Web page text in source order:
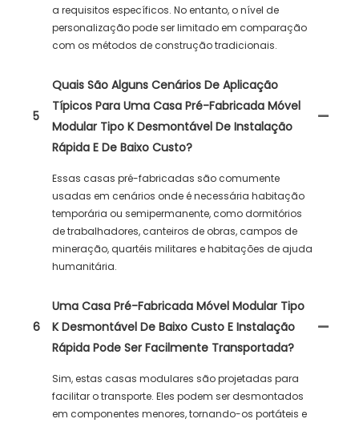
a requisitos específicos. No entanto, o nível de
personalização pode ser limitado em comparação
com os métodos de construção tradicionais.
5
Quais São Alguns Cenários De Aplicação
Típicos Para Uma Casa Pré-Fabricada Móvel
Modular Tipo K Desmontável De Instalação
Rápida E De Baixo Custo?
Essas casas pré-fabricadas são comumente
usadas em cenários onde é necessária habitação
temporária ou semipermanente, como dormitórios
de trabalhadores, canteiros de obras, campos de
mineração, quartéis militares e habitações de ajuda
humanitária.
6
Uma Casa Pré-Fabricada Móvel Modular Tipo
K Desmontável De Baixo Custo E Instalação
Rápida Pode Ser Facilmente Transportada?
Sim, estas casas modulares são projetadas para
facilitar o transporte. Eles podem ser desmontados
em componentes menores, tornando-os portáteis e